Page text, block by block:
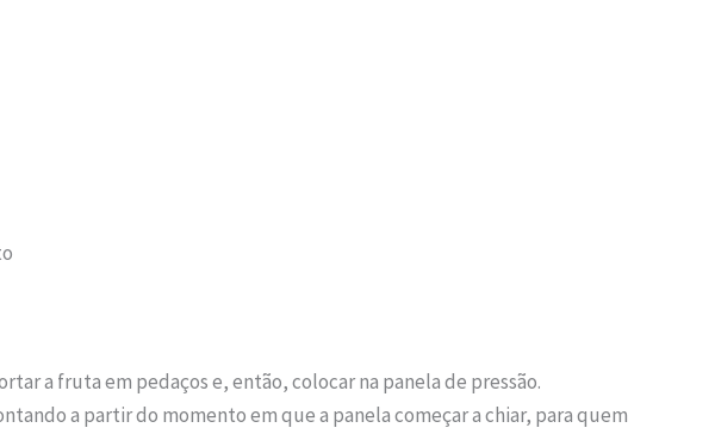
a fruta em pedaços e, então, colocar na panela de pressão.
a partir do momento em que a panela começar a chiar, para quem